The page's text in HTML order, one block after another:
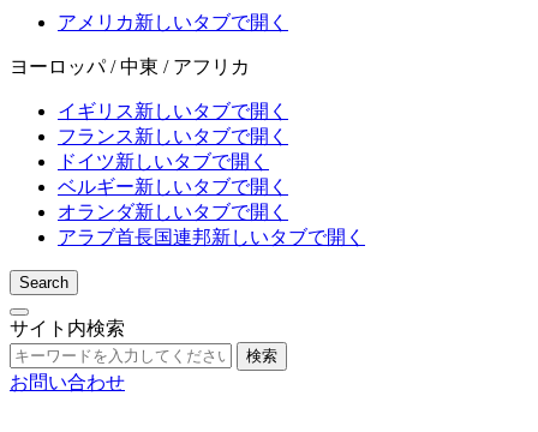
アメリカ新しいタブで開く
ヨーロッパ / 中東 / アフリカ
イギリス新しいタブで開く
フランス新しいタブで開く
ドイツ新しいタブで開く
ベルギー新しいタブで開く
オランダ新しいタブで開く
アラブ首長国連邦新しいタブで開く
Search
サイト内検索
検索
お問い合わせ